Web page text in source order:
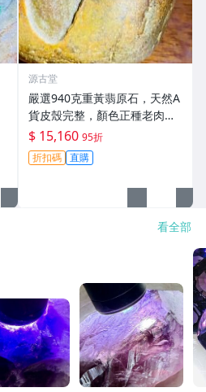
源古堂
嚴選940克重黃翡原石，天然A
貨皮殼完整，顏色正種老肉
細，料子乾淨無裂，適合製作
手鐲或掛件，收藏佳。黃翡 翡
翠 原石
$ 15,160 95折
折扣碼 直購
看全部